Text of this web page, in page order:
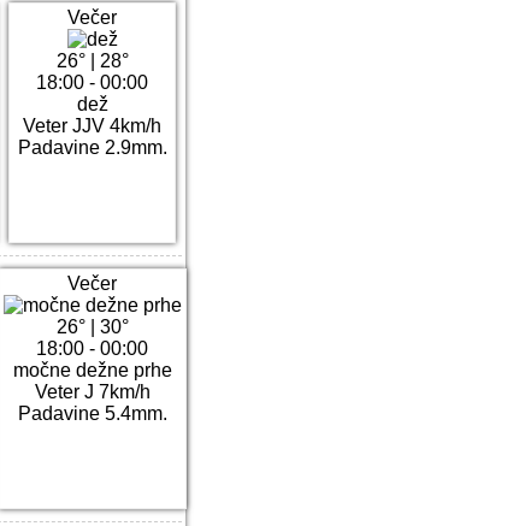
Večer
26°| 28°
18:00 - 00:00
dež
Veter JJV 4km/h
Padavine 2.9mm.
Večer
26°| 30°
18:00 - 00:00
močne dežne prhe
Veter J 7km/h
Padavine 5.4mm.